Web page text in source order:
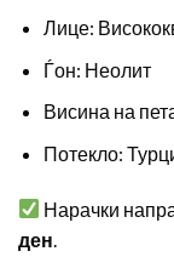
Лице:
Ѓон: Неолит
Висина на
Потекло:
Нарачки
ден